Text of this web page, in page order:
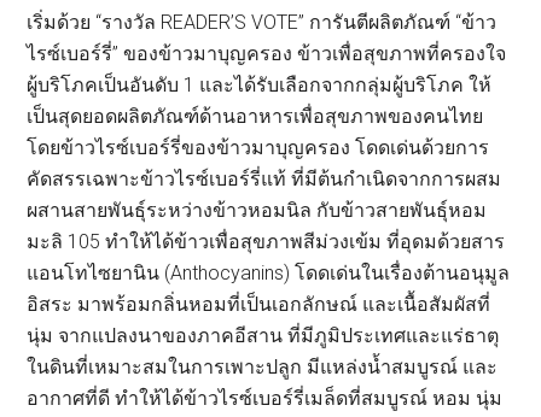
เริ่มด้วย “รางวัล READER’S VOTE” การันตีผลิตภัณฑ์ “ข้าว
ไรซ์เบอร์รี่” ของข้าวมาบุญครอง ข้าวเพื่อสุขภาพที่ครองใจ
ผู้บริโภคเป็นอันดับ 1 และได้รับเลือกจากกลุ่มผู้บริโภค ให้
เป็นสุดยอดผลิตภัณฑ์ด้านอาหารเพื่อสุขภาพของคนไทย
โดยข้าวไรซ์เบอร์รี่ของข้าวมาบุญครอง โดดเด่นด้วยการ
คัดสรรเฉพาะข้าวไรซ์เบอร์รี่แท้ ที่มีต้นกำเนิดจากการผสม
ผสานสายพันธุ์ระหว่างข้าวหอมนิล กับข้าวสายพันธุ์หอม
มะลิ 105 ทำให้ได้ข้าวเพื่อสุขภาพสีม่วงเข้ม ที่อุดมด้วยสาร
แอนโทไซยานิน (Anthocyanins) โดดเด่นในเรื่องต้านอนุมูล
อิสระ มาพร้อมกลิ่นหอมที่เป็นเอกลักษณ์ และเนื้อสัมผัสที่
นุ่ม จากแปลงนาของภาคอีสาน ที่มีภูมิประเทศและแร่ธาตุ
ในดินที่เหมาะสมในการเพาะปลูก มีแหล่งน้ำสมบูรณ์ และ
อากาศที่ดี ทำให้ได้ข้าวไรซ์เบอร์รี่เมล็ดที่สมบูรณ์ หอม นุ่ม